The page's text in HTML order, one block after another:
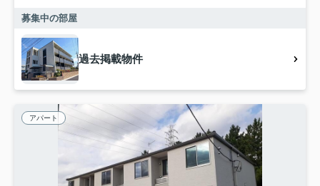
募集中の部屋
過去掲載物件
アパート